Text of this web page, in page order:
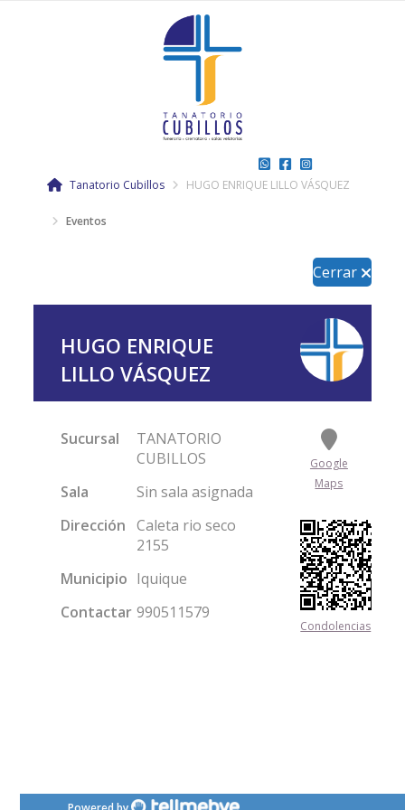
Tanatorio Cubillos HUGO ENRIQUE LILLO VÁSQUEZ
Eventos
Cerrar
HUGO ENRIQUE
LILLO VÁSQUEZ
Sucursal
TANATORIO
CUBILLOS
Sala
Sin sala asignada
Dirección Caleta rio seco
2155
Municipio Iquique
Contactar 990511579
Google
Maps
Condolencias